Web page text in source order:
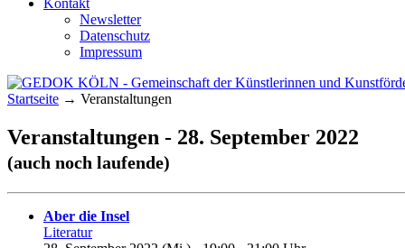
Kontakt
Newsletter
Datenschutz
Impressum
GEDOK KÖLN
Gemeinschaft der Künstlerinnen und
Startseite → Veranstaltungen
Veranstaltungen - 28. September 2022
(auch noch laufende)
Aber die Insel
Literatur